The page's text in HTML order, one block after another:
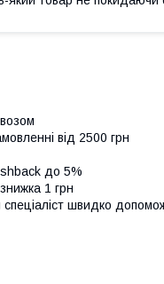
від 2500 грн
до 5%
1 грн
швидко